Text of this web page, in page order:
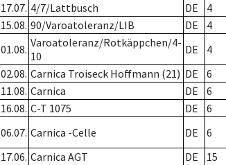
17.07. 4/7/Lattbusch DE 4
15.08. 90/Varoatoleranz/LIB DE 4
01.08. Varoatoleranz/Rotkäppchen/4-
10
DE 4
02.08. Carnica Troiseck Hoffmann (21) DE 6
11.08. Carnica DE 6
16.08. C-T 1075 DE 6
06.07. Carnica -Celle DE 6
17.06. Carnica AGT DE 15